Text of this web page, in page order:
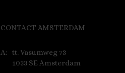
CONTACT AMSTERDAM
A:
tt. Vasumweg 73
1033 SE Amsterdam